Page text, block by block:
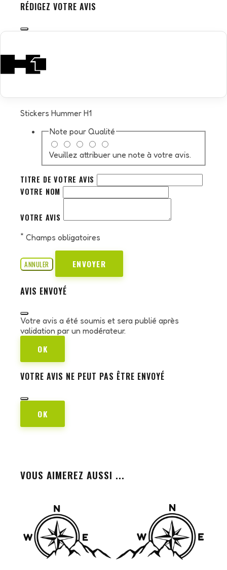
RÉDIGEZ VOTRE AVIS
Stickers Hummer H1
Note pour Qualité
Veuillez attribuer une note à votre avis.
TITRE DE VOTRE AVIS
VOTRE NOM
VOTRE AVIS
* Champs obligatoires
ANNULER ENVOYER
AVIS ENVOYÉ
Votre avis a été soumis et sera publié après
validation par un modérateur.
OK
VOTRE AVIS NE PEUT PAS ÊTRE ENVOYÉ
OK
VOUS AIMEREZ AUSSI ...